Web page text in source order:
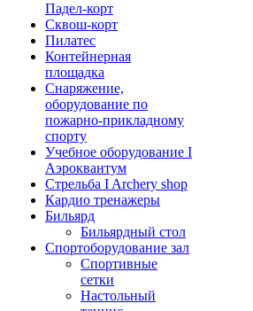
Падел-корт
Сквош-корт
Пилатес
Контейнерная
площадка
Снаряжение,
оборудование по
пожарно-прикладному
спорту
Учебное оборудование I
Аэроквантум
Стрельба I Archery shop
Кардио тренажеры
Бильярд
Бильярдный стол
Спортоборудование зал
Спортивные
сетки
Настольный